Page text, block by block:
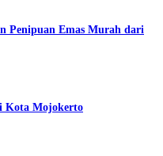
Penipuan Emas Murah dari
Kota Mojokerto